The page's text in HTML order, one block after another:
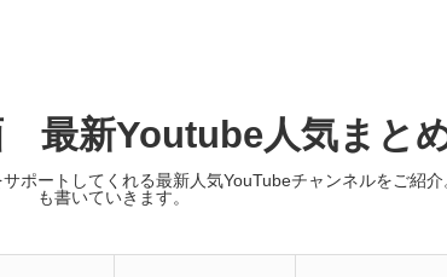
最新Youtube人気まと
ポートしてくれる最新人気YouTubeチャンネルをご
も書いていきます。